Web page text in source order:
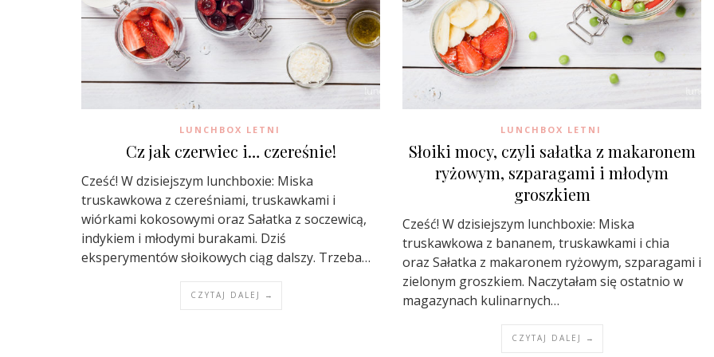
LUNCHBOX LETNI
Cz jak czerwiec i… czereśnie!
Cześć! W dzisiejszym lunchboxie: Miska
truskawkowa z czereśniami, truskawkami i
wiórkami kokosowymi oraz Sałatka z soczewicą,
indykiem i młodymi burakami. Dziś
eksperymentów słoikowych ciąg dalszy. Trzeba…
CZYTAJ DALEJ →
LUNCHBOX LETNI
Słoiki mocy, czyli sałatka z makaronem
ryżowym, szparagami i młodym
groszkiem
Cześć! W dzisiejszym lunchboxie: Miska
truskawkowa z bananem, truskawkami i chia
oraz Sałatka z makaronem ryżowym, szparagami i
zielonym groszkiem. Naczytałam się ostatnio w
magazynach kulinarnych…
CZYTAJ DALEJ →